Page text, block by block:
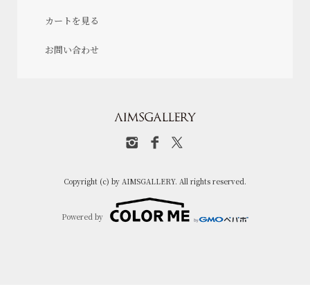
カートを見る
お問い合わせ
Copyright (c) by AIMSGALLERY. All rights reserved.
Powered by